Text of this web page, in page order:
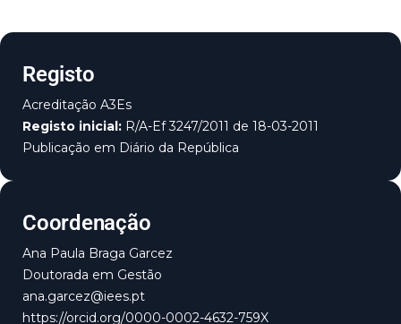
Registo
Acreditação A3Es
Registo inicial: R/A-Ef 3247/2011 de 18-03-2011
Publicação em Diário da República
Coordenação
Ana Paula Braga Garcez
Doutorada em Gestão
ana.garcez@iees.pt
https://orcid.org/0000-0002-4632-759X